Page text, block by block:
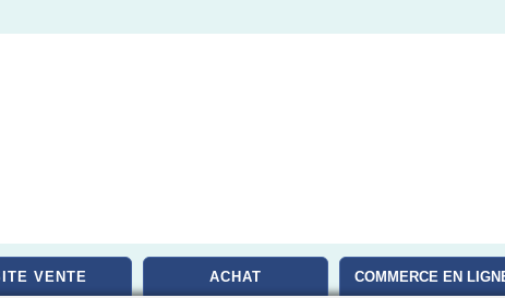
VENTE ACHAT COMMERCE EN